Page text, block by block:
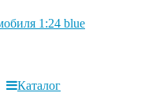
1:24 blue
Каталог